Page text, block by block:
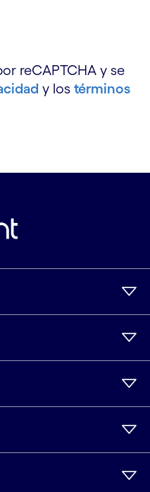
reCAPTCHA y se
y los términos